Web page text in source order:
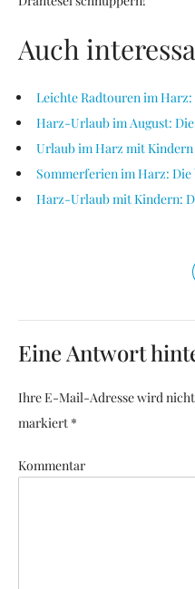
Auch
Leichte Radtouren im
Harz-Urlaub im August:
Urlaub im Harz mit Kindern
Sommerferien im Harz: Die
Harz-Urlaub mit Kindern:
Eine Antwort
Ihre E-Mail-Adresse wird
markiert *
Kommentar